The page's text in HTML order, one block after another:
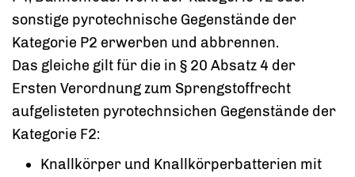
sonstige pyrotechnische Gegenstände der
Kategorie P2 erwerben und abbrennen.
Das gleiche gilt für die in § 20 Absatz 4 der
Ersten Verordnung zum Sprengstoffrecht
aufgelisteten pyrotechnsichen Gegenstände der
Kategorie F2:
Knallkörper und Knallkörperbatterien mit